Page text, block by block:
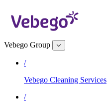
Vebego Group
/
Vebego Cleaning Services
/